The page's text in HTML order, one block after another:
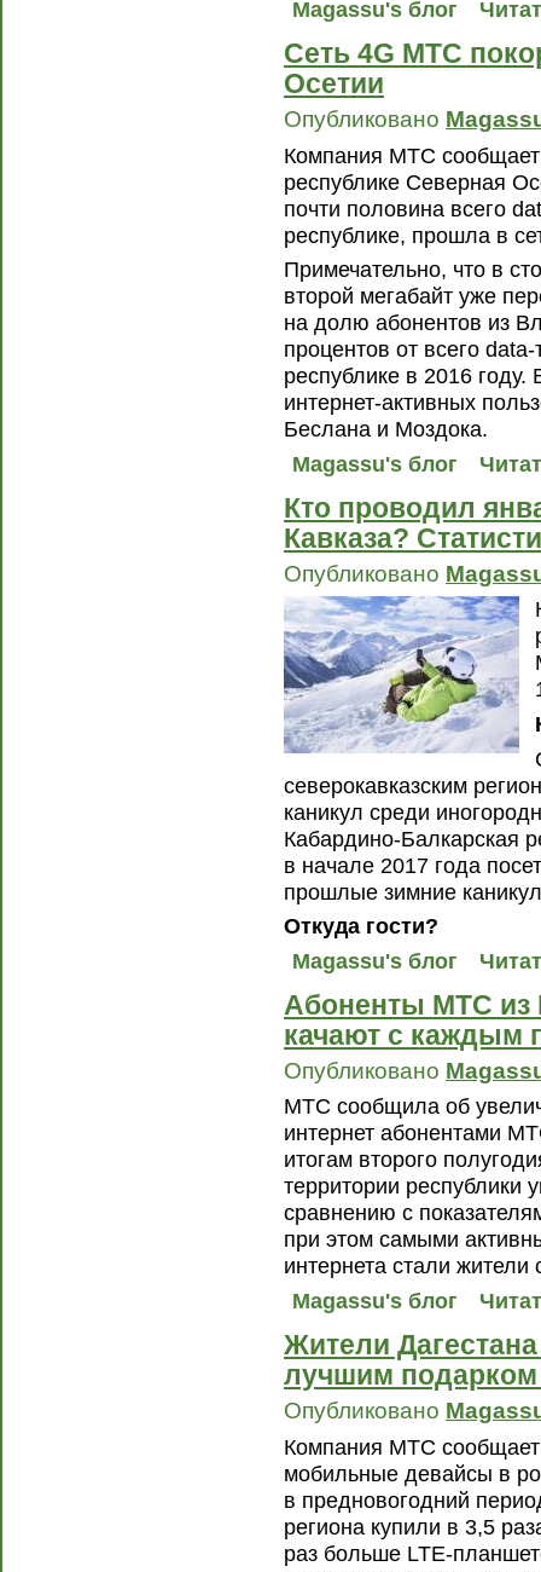
Magassu's блог
Сеть 4G МТС
Осетии
Опубликовано
Компания МТС сообщает
республике Северная
почти половина всего
республике, прошла в
Примечательно, что в
второй мегабайт уже
на долю абонентов из
процентов от всего
республике в 2016 году.
интернет-активных
Беслана и Моздока.
Magassu's блог
Кто проводил
Кавказа?
Опубликовано
северокавказским
каникул среди
Кабардино-Балкарская
в начале 2017 года
прошлые зимние
Откуда гости?
Magassu's блог
Абоненты МТС из
качают с каждым
Опубликовано
МТС сообщила об
интернет абонентами
итогам второго
территории республики
сравнению с
при этом самыми
интернета стали жители
Magassu's блог
Жители
лучшим
Опубликовано
Компания МТС
мобильные девайсы в
в предновогодний
региона купили в 3,5
раз больше LTE-